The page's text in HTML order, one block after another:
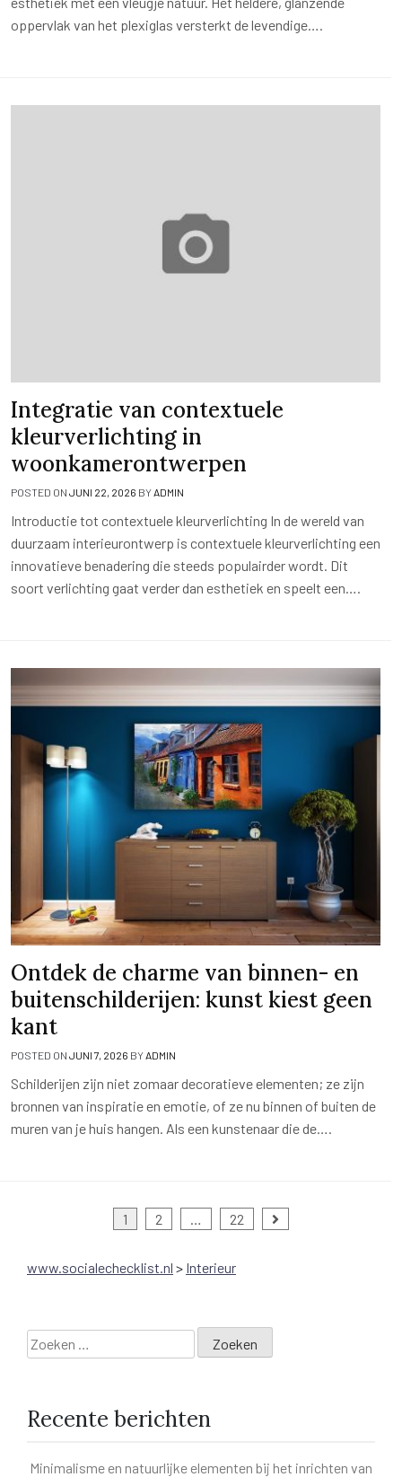
oppervlak van het plexiglas versterkt de levendige….
Integratie van contextuele
kleurverlichting in
woonkamerontwerpen
POSTED ON JUNI 22, 2026 BYADMIN
Introductie tot contextuele kleurverlichting In de wereld van
duurzaam interieurontwerp is contextuele kleurverlichting een
innovatieve benadering die steeds populairder wordt. Dit
soort verlichting gaat verder dan esthetiek en speelt een….
Ontdek de charme van binnen- en
buitenschilderijen: kunst kiest geen
kant
POSTED ON JUNI 7, 2026 BYADMIN
Schilderijen zijn niet zomaar decoratieve elementen; ze zijn
bronnen van inspiratie en emotie, of ze nu binnen of buiten de
muren van je huis hangen. Als een kunstenaar die de….
1 2 … 22
www.socialechecklist.nl > Interieur
Zoeken
naar:
Recente berichten
Minimalisme en natuurlijke elementen bij het inrichten van